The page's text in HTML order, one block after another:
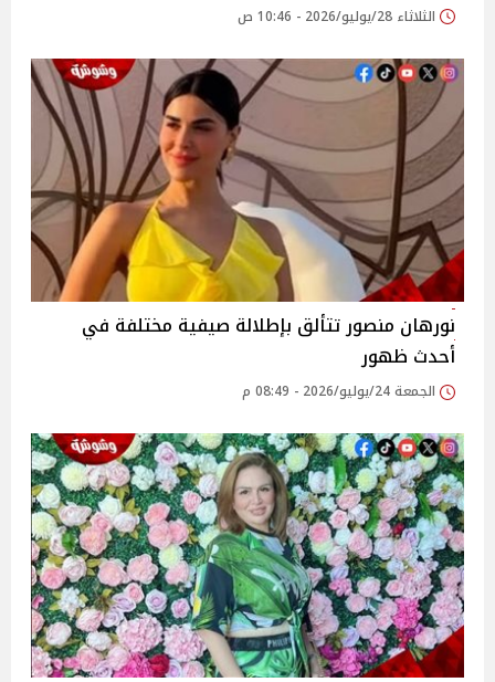
الثلاثاء 28/يوليو/2026 - 10:46 ص
نورهان منصور تتألق بإطلالة صيفية مختلفة في
أحدث ظهور
الجمعة 24/يوليو/2026 - 08:49 م